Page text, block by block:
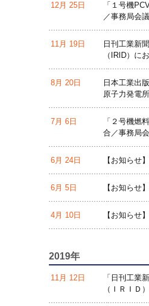
12月 25日
「１号機
／事務局会
11月 19日
日刊工業新
（IRID）に
8月 20日
日本工業出
原子力発電
7月 6日
「２号機燃
合／事務局
6月 24日 【お知らせ
6月 5日 【お知らせ
4月 10日 【お知らせ
2019年
11月 12日
「日刊工業
（ＩＲＩＤ